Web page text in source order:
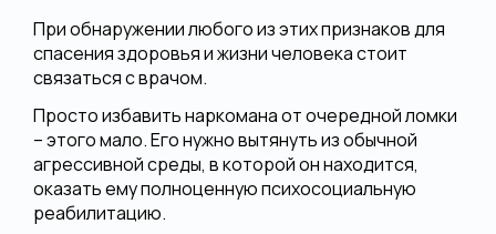
При обнаружении любого из этих признаков для
спасения здоровья и жизни человека стоит
связаться с врачом.
Просто избавить наркомана от очередной ломки
– этого мало. Его нужно вытянуть из обычной
агрессивной среды, в которой он находится,
оказать ему полноценную психосоциальную
реабилитацию.